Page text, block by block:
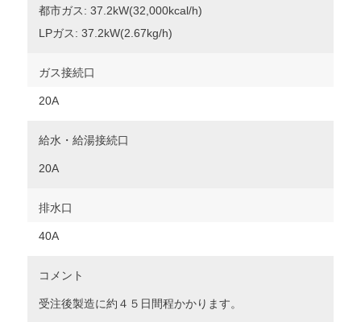
都市ガス: 37.2kW(32,000kcal/h)
LPガス: 37.2kW(2.67kg/h)
ガス接続口
20A
給水・給湯接続口
20A
排水口
40A
コメント
受注後製造に約４５日間程かかります。